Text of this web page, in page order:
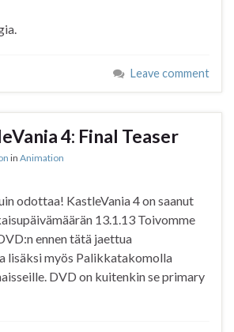
Leave comment
4: Final Teaser
in Animation
odottaa! KastleVania 4 on saanut
13.1.13 Toivomme
ennen tätä jaettua
lisäksi myös Palikkatakomolla
DVD on kuitenkin se primary